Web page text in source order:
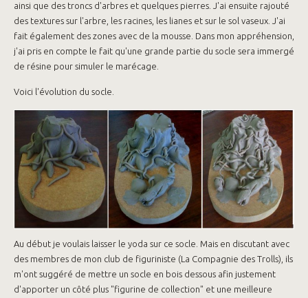
ainsi que des troncs d'arbres et quelques pierres. J'ai ensuite rajouté
des textures sur l'arbre, les racines, les lianes et sur le sol vaseux. J'ai
fait également des zones avec de la mousse. Dans mon appréhension,
j'ai pris en compte le fait qu'une grande partie du socle sera immergé
de résine pour simuler le marécage.
Voici l'évolution du socle.
Au début je voulais laisser le yoda sur ce socle. Mais en discutant avec
des membres de mon club de figuriniste (La Compagnie des Trolls), ils
m'ont suggéré de mettre un socle en bois dessous afin justement
d'apporter un côté plus "figurine de collection" et une meilleure